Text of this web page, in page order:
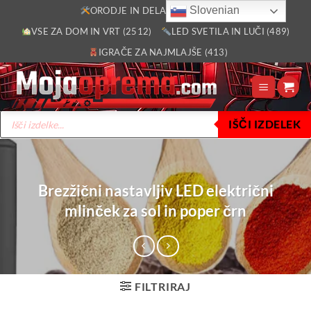
ORODJE IN DELAVNICA (2805)
VSE ZA DOM IN VRT (2512)
LED SVETILA IN LUČI (489)
IGRAČE ZA NAJMLAJŠE (413)
Products
search
IŠČI IZDELEK
Brezžični nastavljiv LED električni
mlinček za sol in poper črn
FILTRIRAJ
Slovenian